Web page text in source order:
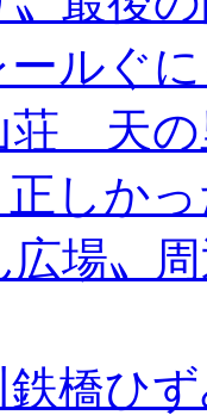
ルぐ
荘 天の
正しか
広場〟
橋ひ